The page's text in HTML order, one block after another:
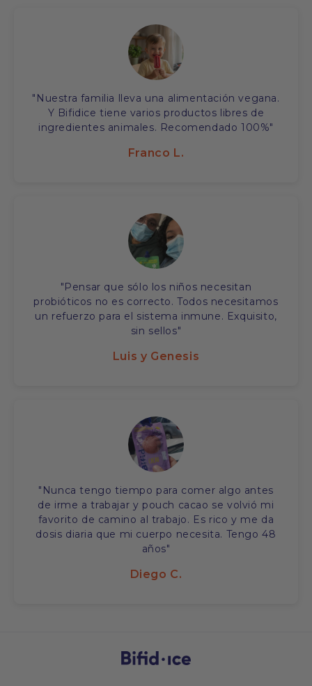
"Nuestra familia lleva una alimentación vegana.
Y Bifidice tiene varios productos libres de
ingredientes animales. Recomendado 100%"
Franco L.
"Pensar que sólo los niños necesitan
probióticos no es correcto. Todos necesitamos
un refuerzo para el sistema inmune. Exquisito,
sin sellos"
Luis y Genesis
"Nunca tengo tiempo para comer algo antes
de irme a trabajar y pouch cacao se volvió mi
favorito de camino al trabajo. Es rico y me da
dosis diaria que mi cuerpo necesita. Tengo 48
años"
Diego C.